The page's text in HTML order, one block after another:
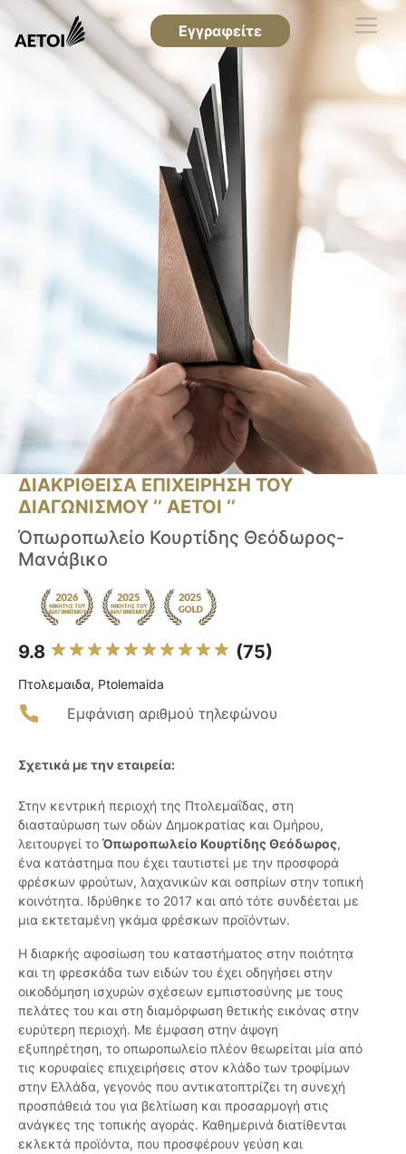
Εγγραφείτε
ΔΙΑΚΡΙΘΕΙΣΑ ΕΠΙΧΕΙΡΗΣΗ ΤΟΥ
ΔΙΑΓΩΝΙΣΜΟΥ ‘’ ΑΕΤΟΙ ‘’
Όπωροπωλείο Κουρτίδης Θεόδωρος-
Μανάβικο
9.8 (75)
Πτολεμαιδα, Ptolemaida
Εμφάνιση αριθμού τηλεφώνου
Σχετικά με την εταιρεία:
Στην κεντρική περιοχή της Πτολεμαΐδας, στη
διασταύρωση των οδών Δημοκρατίας και Ομήρου,
λειτουργεί το Όπωροπωλείο Κουρτίδης Θεόδωρος,
ένα κατάστημα που έχει ταυτιστεί με την προσφορά
φρέσκων φρούτων, λαχανικών και οσπρίων στην τοπική
κοινότητα. Ιδρύθηκε το 2017 και από τότε συνδέεται με
μια εκτεταμένη γκάμα φρέσκων προϊόντων.
Η διαρκής αφοσίωση του καταστήματος στην ποιότητα
και τη φρεσκάδα των ειδών του έχει οδηγήσει στην
οικοδόμηση ισχυρών σχέσεων εμπιστοσύνης με τους
πελάτες του και στη διαμόρφωση θετικής εικόνας στην
ευρύτερη περιοχή. Με έμφαση στην άψογη
εξυπηρέτηση, το οπωροπωλείο πλέον θεωρείται μία από
τις κορυφαίες επιχειρήσεις στον κλάδο των τροφίμων
στην Ελλάδα, γεγονός που αντικατοπτρίζει τη συνεχή
προσπάθειά του για βελτίωση και προσαρμογή στις
ανάγκες της τοπικής αγοράς. Καθημερινά διατίθενται
εκλεκτά προϊόντα, που προσφέρουν γεύση και